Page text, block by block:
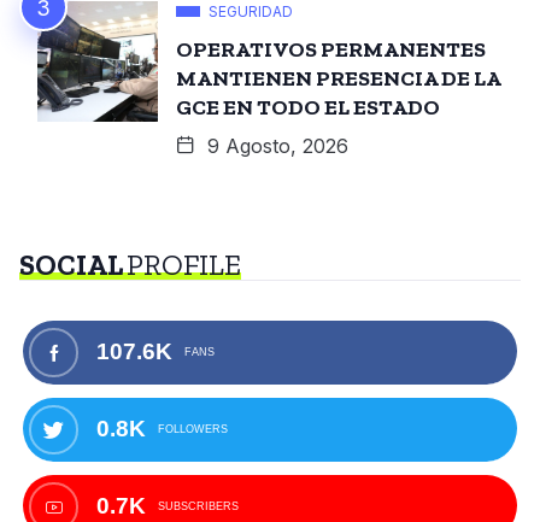
SEGURIDAD
OPERATIVOS PERMANENTES
MANTIENEN PRESENCIA DE LA
GCE EN TODO EL ESTADO
9 Agosto, 2026
SOCIALPROFILE
107.6K FANS
0.8K FOLLOWERS
0.7K SUBSCRIBERS